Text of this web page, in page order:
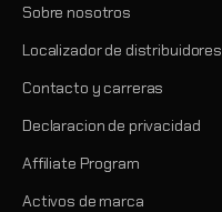
Sobre nosotros
Localizador de distribuidores
Contacto y carreras
Declaracion de privacidad
Affiliate Program
Activos de marca